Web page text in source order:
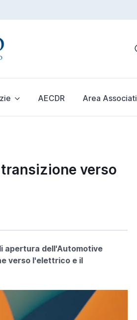
AECDR Area Associati
verso
apertura dell'Automotive
verso l'elettrico e il